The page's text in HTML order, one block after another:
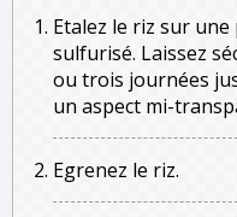
Etalez le riz sur
sulfurisé. Laissez
ou trois journées
un aspect mi-
Egrenez le riz.